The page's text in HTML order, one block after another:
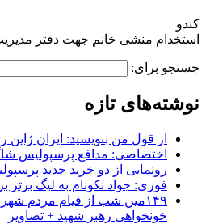
کندو
استخدام منشی خانم جهت دفتر
جستجو برای:
نوشته‌های تازه
از قول من بنویسید: ایران ژاپن
اختصاصی: مدافع پرسپولیس
رونمایی از دو خرید جدید
فوری: جواد نکونام به لیگ
۱۴۹مین شب از قیام مردم
خونخواهی رهبر شهید + تصاویر